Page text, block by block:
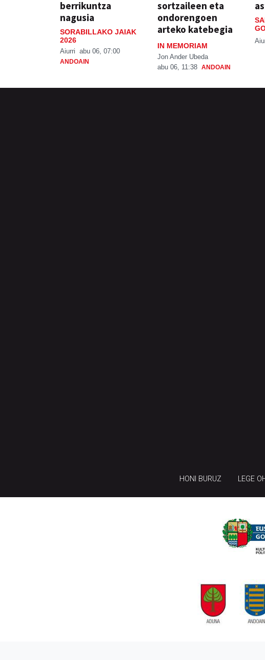
berrikuntza
nagusia
SORABILLAKO JAIAK
2026
Aiurri abu 06, 07:00
ANDOAIN
sortzaileen eta
ondorengoen
arteko katebegia
IN MEMORIAM
Jon Ander Ubeda
abu 06, 11:38 ANDOAIN
HONI BURUZ LEGE